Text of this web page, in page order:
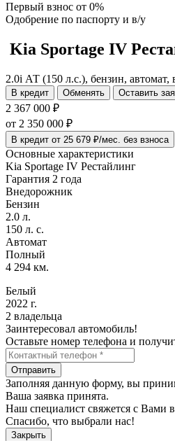
Первый взнос от 0%
Одобрение по паспорту и в/у
Kia Sportage IV
2.0i АТ (150 л.с.), бензин,
В кредит Обменять Оставить
2 367 000 ₽
от 2 350 000 ₽
В кредит от 25 679 ₽/мес. без взноса
Основные характеристики
Kia Sportage IV Рестайлинг
Гарантия 2 года
Внедорожник
Бензин
2.0 л.
150 л. с.
Автомат
Полный
4 294 км.
Белый
2022 г.
2 владельца
Заинтересовал автомобиль!
Оставьте номер телефона и
Отправить
Заполняя данную форму, вы
Ваша заявка принята.
Наш специалист свяжется с Вами
Спасибо, что выбрали нас!
Закрыть